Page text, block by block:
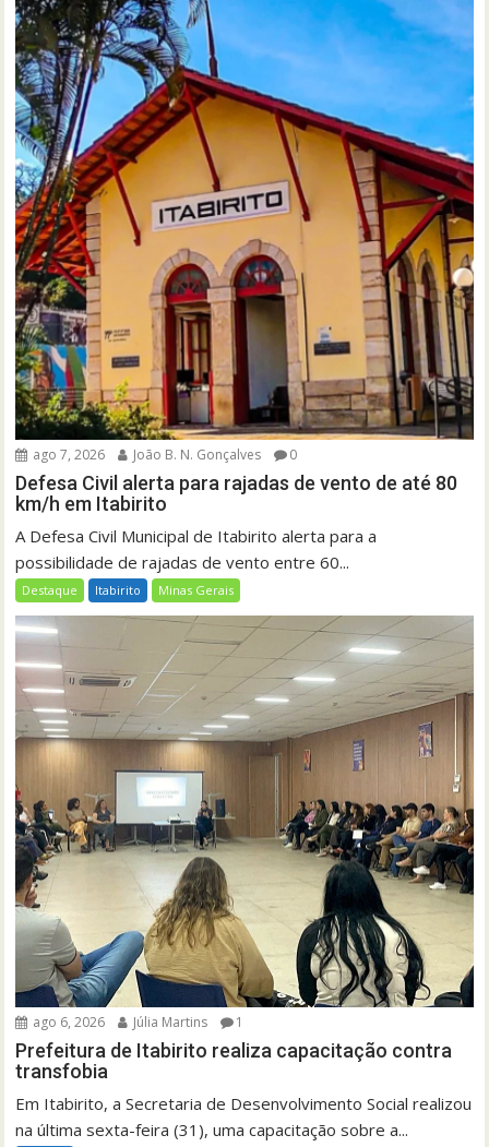
ago 7, 2026 João B. N. Gonçalves 0
Defesa Civil alerta para rajadas de vento de até 80
km/h em Itabirito
A Defesa Civil Municipal de Itabirito alerta para a
possibilidade de rajadas de vento entre 60...
Destaque Itabirito Minas Gerais
ago 6, 2026 Júlia Martins 1
Prefeitura de Itabirito realiza capacitação contra
transfobia
Em Itabirito, a Secretaria de Desenvolvimento Social realizou
na última sexta-feira (31), uma capacitação sobre a...